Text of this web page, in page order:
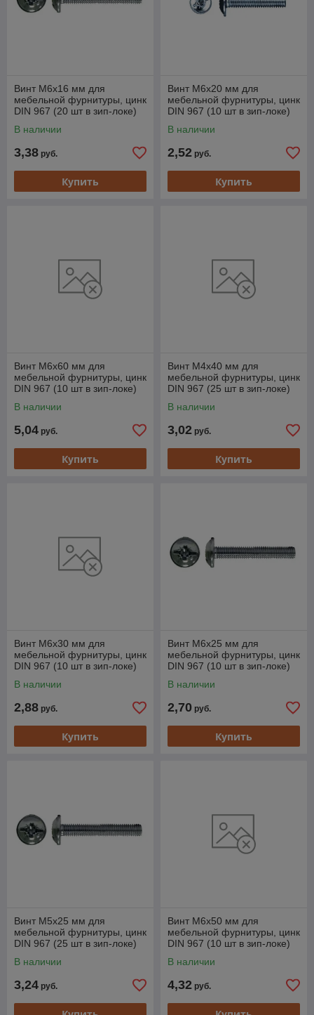
Винт М6х16 мм для
мебельной фурнитуры, цинк
DIN 967 (20 шт в зип-локе)
В наличии
3,38 руб.
Купить
Винт М6х20 мм для
мебельной фурнитуры, цинк
DIN 967 (10 шт в зип-локе)
В наличии
2,52 руб.
Купить
Винт М6х60 мм для
мебельной фурнитуры, цинк
DIN 967 (10 шт в зип-локе)
В наличии
5,04 руб.
Купить
Винт М4х40 мм для
мебельной фурнитуры, цинк
DIN 967 (25 шт в зип-локе)
В наличии
3,02 руб.
Купить
Винт М6х30 мм для
мебельной фурнитуры, цинк
DIN 967 (10 шт в зип-локе)
В наличии
2,88 руб.
Купить
Винт М6х25 мм для
мебельной фурнитуры, цинк
DIN 967 (10 шт в зип-локе)
В наличии
2,70 руб.
Купить
Винт М5х25 мм для
мебельной фурнитуры, цинк
DIN 967 (25 шт в зип-локе)
В наличии
3,24 руб.
Винт М6х50 мм для
мебельной фурнитуры, цинк
DIN 967 (10 шт в зип-локе)
В наличии
4,32 руб.